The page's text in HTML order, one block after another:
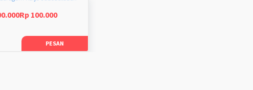
100.000
PESAN